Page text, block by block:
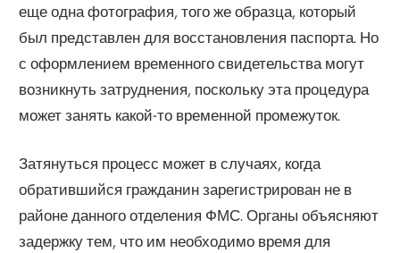
еще одна фотография, того же образца, который
был представлен для восстановления паспорта. Но
с оформлением временного свидетельства могут
возникнуть затруднения, поскольку эта процедура
может занять какой-то временной промежуток.
Затянуться процесс может в случаях, когда
обратившийся гражданин зарегистрирован не в
районе данного отделения ФМС. Органы объясняют
задержку тем, что им необходимо время для